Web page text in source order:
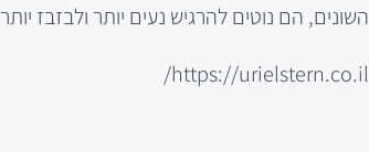
השונים, הם נוטים להרגיש נעים יותר ולבזבז יותר
https://urielstern.co.il/